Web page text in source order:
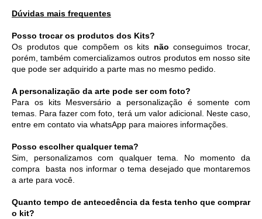
Dúvidas mais frequentes
Posso trocar os produtos dos Kits?
Os produtos que compõem os kits não conseguimos trocar,
porém, também comercializamos outros produtos em nosso site
que pode ser adquirido a parte mas no mesmo pedido.
A personalização da arte pode ser com foto?
Para os kits Mesversário a personalização é somente com
temas. Para fazer com foto, terá um valor adicional. Neste caso,
entre em contato via whatsApp para maiores informações.
Posso escolher qualquer tema?
Sim, personalizamos com qualquer tema. No momento da
compra  basta nos informar o tema desejado que montaremos
a arte para você.
Quanto tempo de antecedência da festa tenho que comprar
o kit?